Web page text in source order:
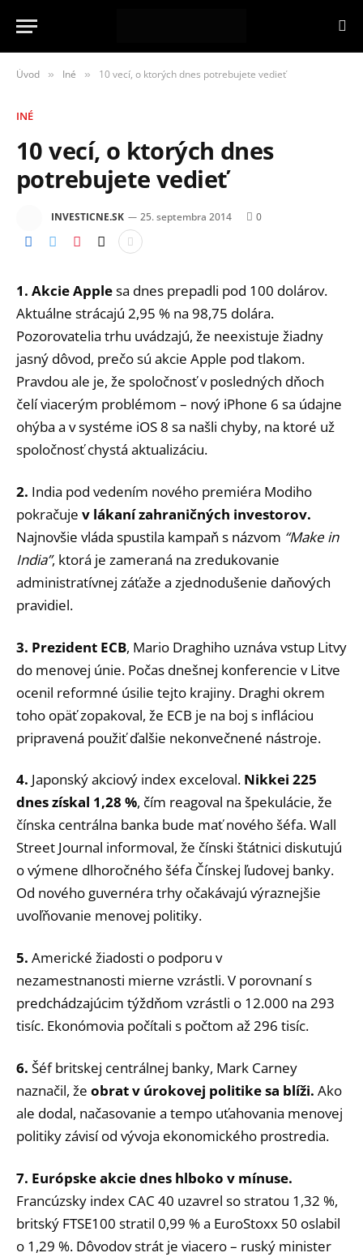
Úvod » Iné » 10 vecí, o ktorých dnes potrebujete vedieť
INÉ
10 vecí, o ktorých dnes
potrebujete vedieť
INVESTICNE.SK 25. septembra 2014 0
1. Akcie Applesa dnes prepadli pod 100 dolárov.
Aktuálne strácajú 2,95 % na 98,75 dolára.
Pozorovatelia trhu uvádzajú, že neexistuje žiadny
jasný dôvod, prečo sú akcie Apple pod tlakom.
Pravdou ale je, že spoločnosť v posledných dňoch
čelí viacerým problémom – nový iPhone 6 sa údajne
ohýba a v systéme iOS 8 sa našli chyby, na ktoré už
spoločnosť chystá aktualizáciu.
2. India pod vedením nového premiéra Modiho
pokračuje v lákaní zahraničných investorov.
Najnovšie vláda spustila kampaň s názvom “Make in
India”, ktorá je zameraná na zredukovanie
administratívnej záťaže a zjednodušenie daňových
pravidiel.
3. Prezident ECB, Mario Draghiho uznáva vstup Litvy
do menovej únie. Počas dnešnej konferencie v Litve
ocenil reformné úsilie tejto krajiny. Draghi okrem
toho opäť zopakoval, že ECB je na boj s infláciou
pripravená použiť ďalšie nekonvečnené nástroje.
4. Japonský akciový index exceloval. Nikkei 225
dnes získal 1,28 %, čím reagoval na špekulácie, že
čínska centrálna banka bude mať nového šéfa. Wall
Street Journal informoval, že čínski štátnici diskutujú
o výmene dlhoročného šéfa Čínskej ľudovej banky.
Od nového guvernéra trhy očakávajú výraznejšie
uvoľňovanie menovej politiky.
5. Americké žiadosti o podporu v
nezamestnanosti mierne vzrástli. V porovnaní s
predchádzajúcim týždňom vzrástli o 12.000 na 293
tisíc. Ekonómovia počítali s počtom až 296 tisíc.
6. Šéf britskej centrálnej banky, Mark Carney
naznačil, že obrat v úrokovej politike sa blíži. Ako
ale dodal, načasovanie a tempo uťahovania menovej
politiky závisí od vývoja ekonomického prostredia.
7. Európske akcie dnes hlboko v mínuse.
Francúzsky index CAC 40 uzavrel so stratou 1,32 %,
britský FTSE100 stratil 0,99 % a EuroStoxx 50 oslabil
o 1,29 %. Dôvodov strát je viacero – ruský minister